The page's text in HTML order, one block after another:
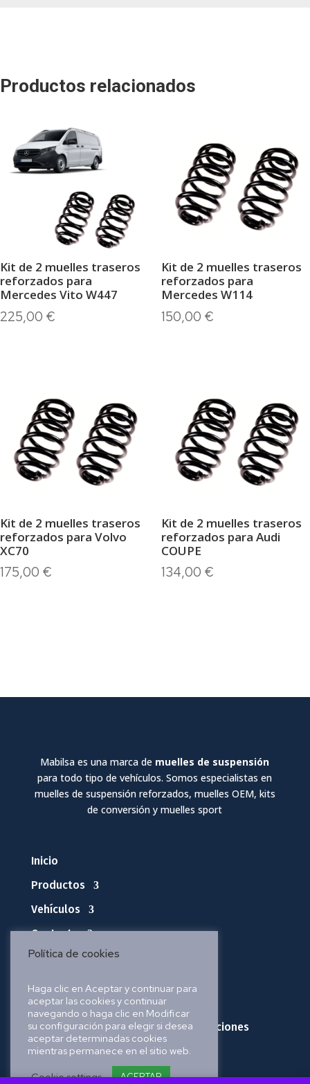
Productos relacionados
Kit de 2 muelles traseros
reforzados para
Mercedes Vito W447
225,00 €
Kit de 2 muelles traseros
reforzados para
Mercedes W114
150,00 €
Kit de 2 muelles traseros
reforzados para Volvo
XC70
175,00 €
Kit de 2 muelles traseros
reforzados para Audi
COUPE
134,00 €
Mabilsa es una marca de muelles de suspensión
para todo tipo de vehículos. Somos especialistas en
muelles de suspensión reforzados, muelles OEM, kits
de conversión y muelles sport
Inicio
Productos
Vehículos
Contacto
Política de cookies
Política de envíos, pedidos y devoluciones
Aviso legal
Política de cookies
Haga clic en Aceptar y continuar para
aceptar las cookies y continuar
navegando o haga clic en Modificar
su configuración para elegir si desea
aceptar determinadas cookies
mientras permanece en el sitio web.
Cookie settings
ACEPTAR